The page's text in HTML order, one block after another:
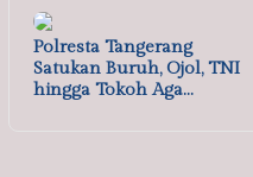
Polresta Tangerang
Satukan Buruh, Ojol, TNI
hingga Tokoh Aga…